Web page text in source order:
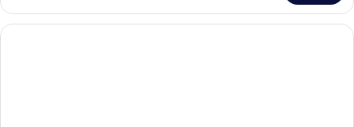
View
Fam
Room-
Private